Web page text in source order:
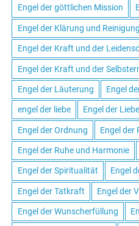
Engel der göttlichen Mission
Engel der Klärung und Reinigung
Engel der Kraft und der
Engel der Kraft und der
Engel der Läuterung Engel
engel der liebe Engel der
Engel der Ordnung Engel der
Engel der Ruhe und Harmonie
Engel der Spiritualität Engel
Engel der Tatkraft Engel der
Engel der Wunscherfüllung